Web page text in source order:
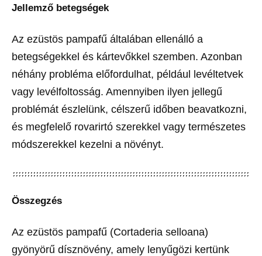
Jellemző betegségek
Az ezüstös pampafű általában ellenálló a
betegségekkel és kártevőkkel szemben. Azonban
néhány probléma előfordulhat, például levéltetvek
vagy levélfoltosság. Amennyiben ilyen jellegű
problémát észlelünk, célszerű időben beavatkozni,
és megfelelő rovarirtó szerekkel vagy természetes
módszerekkel kezelni a növényt.
Összegzés
Az ezüstös pampafű (Cortaderia selloana)
gyönyörű dísznövény, amely lenyűgözi kertünk